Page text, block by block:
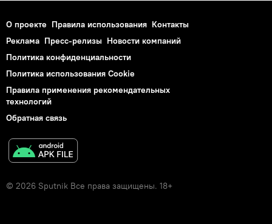
О проекте Правила использования Контакты
Реклама Пресс-релизы Новости компаний
Политика конфиденциальности
Политика использования Cookie
Правила применения рекомендательных
технологий
Обратная связь
© 2026 Sputnik Все права защищены. 18+